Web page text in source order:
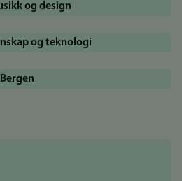
og design
og teknologi